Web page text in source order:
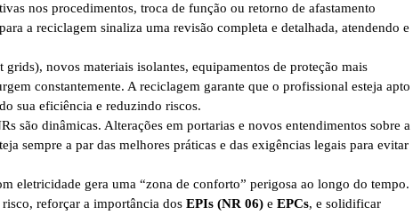
nos procedimentos, troca de função ou retorno de afastamento
a reciclagem sinaliza uma revisão completa e detalhada, atendendo e
grids), novos materiais isolantes, equipamentos de proteção mais
constantemente. A reciclagem garante que o profissional esteja apto
sua eficiência e reduzindo riscos.
são dinâmicas. Alterações em portarias e novos entendimentos sobre a
sempre a par das melhores práticas e das exigências legais para evitar
eletricidade gera uma “zona de conforto” perigosa ao longo do tempo.
reforçar a importância dos EPIs (NR 06) e EPCs, e solidificar